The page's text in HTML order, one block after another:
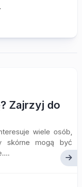
Zajrzyj do
wiele osób,
skórne mogą być